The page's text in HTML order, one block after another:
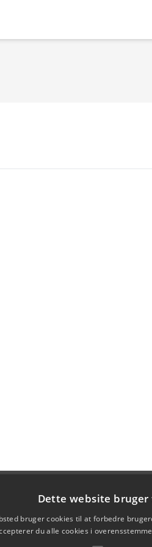
Dette website bruger
bruger cookies til at forbedre
du alle cookies i